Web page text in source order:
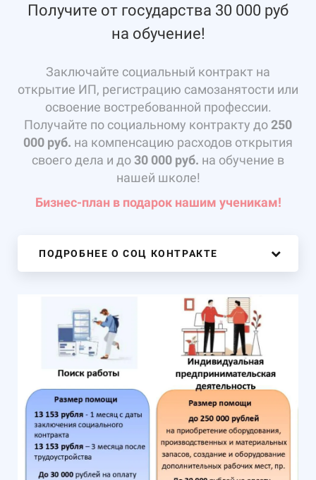
Получите от государства 30 000 руб
на обучение!
Заключайте социальный контракт на
открытие ИП, регистрацию самозанятости или
освоение востребованной профессии.
Получайте по социальному контракту до250
000 руб. на компенсацию расходов открытия
своего дела и до30 000 руб. на обучение в
нашей школе!
Бизнес-план в подарок нашим ученикам!
ПОДРОБНЕЕ О СОЦ КОНТРАКТЕ